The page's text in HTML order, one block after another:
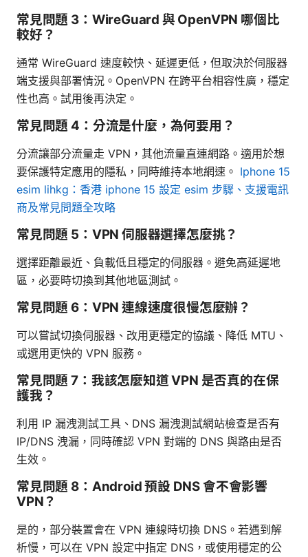
常見問題 3：WireGuard 與 OpenVPN 哪個比
較好？
通常 WireGuard 速度較快、延遲更低，但取決於伺服器
端支援與部署情況。OpenVPN 在跨平台相容性廣，穩定
性也高。試用後再決定。
常見問題 4：分流是什麼，為何要用？
分流讓部分流量走 VPN，其他流量直連網路。適用於想
要保護特定應用的隱私，同時維持本地網速。 Iphone 15
esim lihkg：香港 iphone 15 設定 esim 步驟、支援電訊
商及常見問題全攻略
常見問題 5：VPN 伺服器選擇怎麼挑？
選擇距離最近、負載低且穩定的伺服器。避免高延遲地
區，必要時切換到其他地區測試。
常見問題 6：VPN 連線速度很慢怎麼辦？
可以嘗試切換伺服器、改用更穩定的協議、降低 MTU、
或選用更快的 VPN 服務。
常見問題 7：我該怎麼知道 VPN 是否真的在保
護我？
利用 IP 漏洩測試工具、DNS 漏洩測試網站檢查是否有
IP/DNS 洩漏，同時確認 VPN 對端的 DNS 與路由是否
生效。
常見問題 8：Android 預設 DNS 會不會影響
VPN？
是的，部分裝置會在 VPN 連線時切換 DNS。若遇到解
析慢，可以在 VPN 設定中指定 DNS，或使用穩定的公